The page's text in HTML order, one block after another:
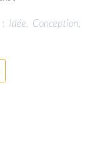
: Idée, Conception,